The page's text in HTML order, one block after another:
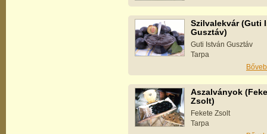
Szilvalekvár (Guti
Gusztáv)
Guti István Gusztáv
Tarpa
Aszalványok
Zsolt)
Fekete Zsolt
Tarpa